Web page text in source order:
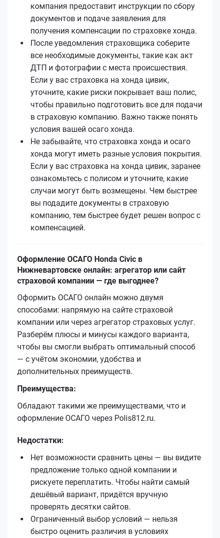
компания предоставит инструкции по сбору
документов и подаче заявления для
получения компенсации по страховке хонда.
После уведомления страховщика соберите
все необходимые документы, такие как акт
ДТП и фотографии с места происшествия.
Если у вас страховка на хонда цивик,
уточните, какие риски покрывает ваш полис,
чтобы правильно подготовить все для подачи
в страховую компанию. Важно также понять
условия вашей осаго хонда.
Не забывайте, что страховка хонда и осаго
хонда могут иметь разные условия покрытия.
Если у вас страховка на хонда цивик, заранее
ознакомьтесь с полисом и уточните, какие
случаи могут быть возмещены. Чем быстрее
вы подадите документы в страховую
компанию, тем быстрее будет решен вопрос с
компенсацией.
Оформление ОСАГО Honda Civic в
Нижневартовске онлайн: агрегатор или сайт
страховой компании — где выгоднее?
Оформить ОСАГО онлайн можно двумя
способами: напрямую на сайте страховой
компании или через агрегатор страховых услуг.
Разберём плюсы и минусы каждого варианта,
чтобы вы смогли выбрать оптимальный способ
— с учётом экономии, удобства и
дополнительных преимуществ.
Преимущества:
Обладают такими же преимуществами, что и
оформление ОСАГО через Polis812.ru.
Недостатки:
Нет возможности сравнить цены — вы видите
предложение только одной компании и
рискуете переплатить. Чтобы найти самый
дешёвый вариант, придётся вручную
проверять десятки сайтов.
Ограниченный выбор условий — нельзя
быстро оценить различия в условиях